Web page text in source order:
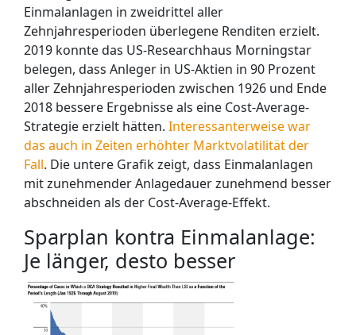
Einmalanlagen in zweidrittel aller
Zehnjahresperioden überlegene Renditen erzielt.
2019 konnte das US-Researchhaus Morningstar
belegen, dass Anleger in US-Aktien in 90 Prozent
aller Zehnjahresperioden zwischen 1926 und Ende
2018 bessere Ergebnisse als eine Cost-Average-
Strategie erzielt hätten. Interessanterweise war
das auch in Zeiten erhöhter Marktvolatilität der
Fall. Die untere Grafik zeigt, dass Einmalanlagen
mit zunehmender Anlagedauer zunehmend besser
abschneiden als der Cost-Average-Effekt.
Sparplan kontra Einmalanlage:
Je länger, desto besser